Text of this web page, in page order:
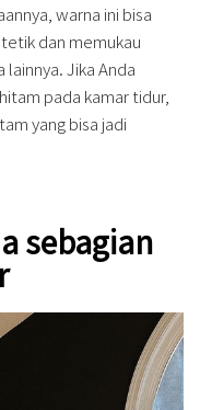
warna ini bisa
dan memukau
Jika Anda
pada kamar tidur,
yang bisa jadi
sebagian